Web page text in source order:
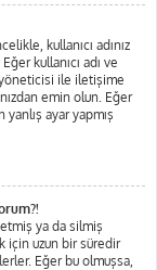
kullanıcı adınız
kullanıcı adı ve
ile iletişime
emin olun. Eğer
ayar yapmış
ya da silmiş
için uzun bir süredir
Eğer bu olmuşsa,